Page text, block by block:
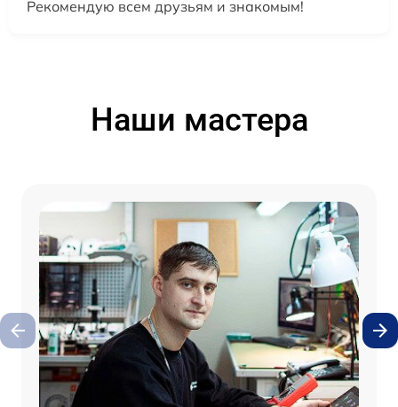
Рекомендую всем друзьям и знакомым!
Наши мастера